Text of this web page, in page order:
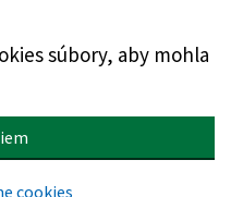
súbory, aby mohla
cookies